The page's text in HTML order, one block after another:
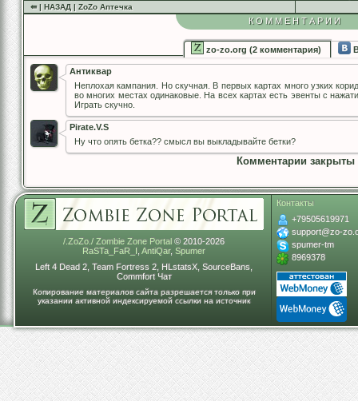
⇚ | НАЗАД | ZoZo Аптечка
КОММЕНТАРИИ
zo-zo.org (2 комментария)
Антиквар
Неплохая кампания. Но скучная. В первых картах много узких
во многих местах одинаковые. На всех картах есть эвенты с
Играть скучно.
Pirate.V.S
Ну что опять бетка?? смысл вы выкладывайте бетки?
Комментарии закрыты
/.ZoZo./ Zombie Zone Portal © 2010-2026
RaSTa_FaR_I AntiQar, Spumer
Left 4 Dead 2, Team Fortress 2, HLstatsX, SourceBans,
Commfort Чат
Копирование материалов сайта разрешается только при
указании активной индексируемой ссылки на источник
Контакты
+79505619971
support@zo-
spumer-tm
8969378